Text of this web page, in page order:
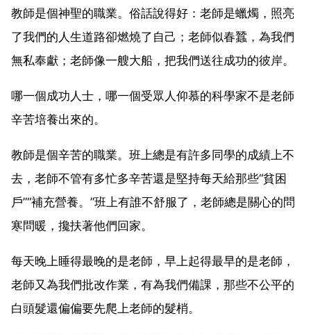
教師是個神聖的職業。俗話說得好：老師是蠟燭，照亮
了我們的人生道路卻燃燒了自己；老師似春蠶，為我們
無私奉獻；老師像一艘大船，把我們送往成功的彼岸。
哪一個成功人士，哪一個受眾人仰慕的科學家不是老師
辛苦培養出來的。
教師是個辛苦的職業。班上總是有許多同學的成績上不
去，老師不管有多忙多辛苦還是堅持每天給那些“貧困
戶”“補充營養。”班上有誰不舒服了，老師總是關心的問
寒問暖，攙扶著他們回家。
每天晚上睡得最晚的是老師，早上起得最早的是老師，
老師又為我們批改作業，有為我們備課，那些不公平的
白頭髮還偏偏要先爬上老師的髮梢。